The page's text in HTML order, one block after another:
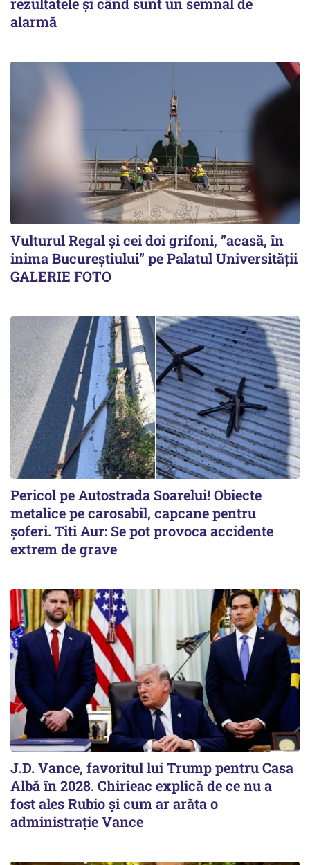
alarmă
Vulturul Regal și cei doi grifoni, ”acasă, în
inima Bucureștiului” pe Palatul Universității
GALERIE FOTO
Pericol pe Autostrada Soarelui! Obiecte
metalice pe carosabil, capcane pentru
șoferi. Titi Aur: Se pot provoca accidente
extrem de grave
J.D. Vance, favoritul lui Trump pentru Casa
Albă în 2028. Chirieac explică de ce nu a
fost ales Rubio și cum ar arăta o
administrație Vance